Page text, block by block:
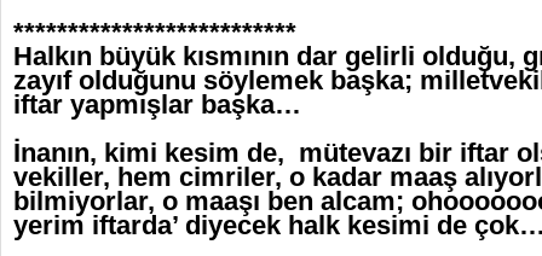
**************************
Halkın büyük kısmının dar gelirli olduğu,
zayıf olduğunu söylemek başka;
iftar yapmışlar başka…
İnanın, kimi kesim de, mütevazı bir iftar
vekiller, hem cimriler, o kadar maaş
bilmiyorlar, o maaşı ben alcam;
yerim iftarda’ diyecek halk kesimi de